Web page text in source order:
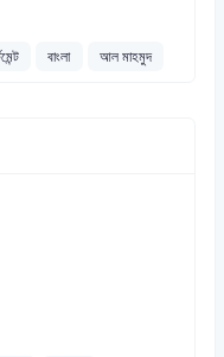
বাংলা আল মাহমুদ